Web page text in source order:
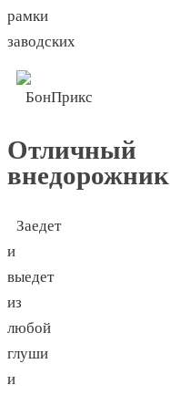
рамки
заводских
Отличный
внедорожник
Заедет
и
выедет
из
любой
глуши
и